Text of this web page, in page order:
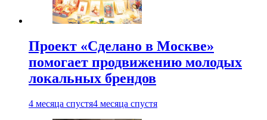
Проект «Сделано в Москве»
помогает продвижению молодых
локальных брендов
4 месяца спустя4 месяца спустя